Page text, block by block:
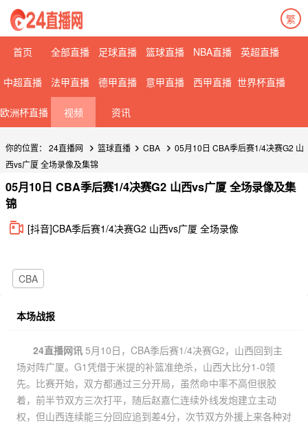
繁
首页 全部直播 足球直播 篮球直播 NBA直播 英超直播
中超直播 法甲直播 德甲直播 意甲直播 西甲直播 世界杯直播
欧洲杯直播 视频 资讯
你的位置： 24直播网 篮球直播 CBA
05月10日 CBA季后赛1/4决赛G2 山
西vs广厦 全场录像及集锦
05月10日 CBA季后赛1/4决赛G2 山西vs广厦 全场录像及集
锦
[抖音]CBA季后赛1/4决赛G2 山西vs广厦 全场录像
CBA
本场战报
24直播网讯 5月10日，CBA季后赛1/4决赛G2，山西回到主
场对阵广厦。G1凭借于米提的补篮准绝杀，山西大比分1-0领
先。比赛开始，双方都通过三分开局，虽然命中率不高但很胶
着，前半节双方三次打平，随后赵嘉仁连续外线发炮建立主动
权，但山西连续能三分回应追到差4分，次节双方外援上来各种对